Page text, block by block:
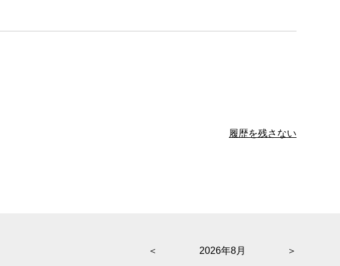
履歴を残さない
＜ ＞
2026年8月